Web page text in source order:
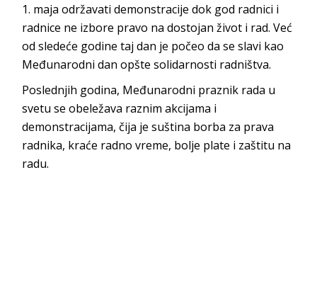
1. maja održavati demonstracije dok god radnici i
radnice ne izbore pravo na dostojan život i rad. Već
od sledeće godine taj dan je počeo da se slavi kao
Međunarodni dan opšte solidarnosti radništva.
Poslednjih godina, Međunarodni praznik rada u
svetu se obeležava raznim akcijama i
demonstracijama, čija je suština borba za prava
radnika, kraće radno vreme, bolje plate i zaštitu na
radu.